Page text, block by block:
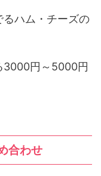
ハム・チーズの
3000円～5000円
合わせ